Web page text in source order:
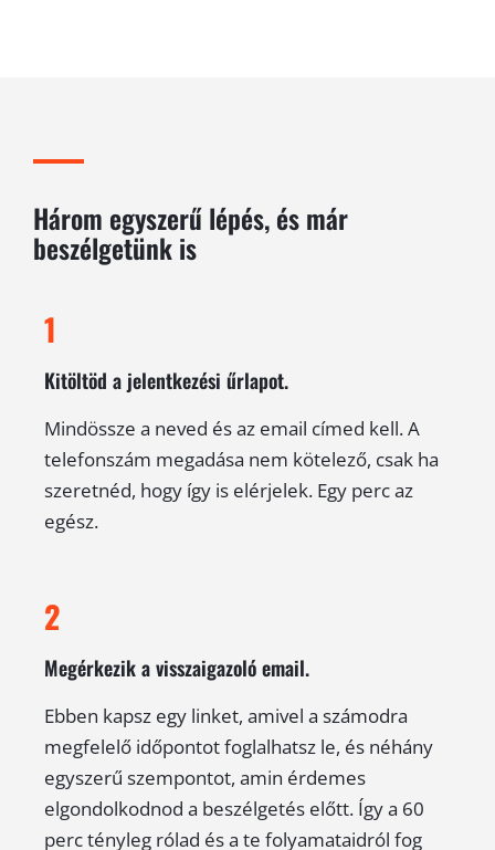
Három egyszerű lépés, és már
beszélgetünk is
1
Kitöltöd a jelentkezési űrlapot.
Mindössze a neved és az email címed kell. A
telefonszám megadása nem kötelező, csak ha
szeretnéd, hogy így is elérjelek. Egy perc az
egész.
2
Megérkezik a visszaigazoló email.
Ebben kapsz egy linket, amivel a számodra
megfelelő időpontot foglalhatsz le, és néhány
egyszerű szempontot, amin érdemes
elgondolkodnod a beszélgetés előtt. Így a 60
perc tényleg rólad és a te folyamataidról fog